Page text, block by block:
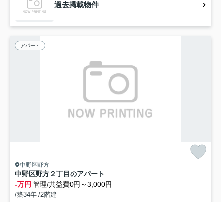
過去掲載物件
アパート
中野区野方
中野区野方２丁目のアパート
-万円 管理/共益費0円～3,000円
/築34年 /2階建